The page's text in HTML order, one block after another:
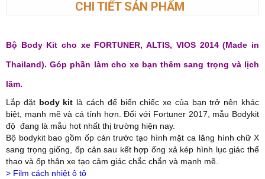
CHI TIẾT SẢN PHẨM
Bộ Body Kit cho xe FORTUNER, ALTIS, VIOS 2014 (Made in
Thailand). Góp phần làm cho xe bạn thêm sang trọng và lịch
lãm.
Lắp đặt body kit là cách để biến chiếc xe của bạn trở nên khác
biệt, mạnh mẽ và cá tính hơn. Đối với Fortuner 2017, mẫu Bodykit
độ đang là mẫu hot nhất thị trường hiện nay.​
Bộ bodykit bao gồm ốp cản trước tạo hình mặt ca lăng hình chữ X
sang trọng giống, ốp cản sau kết hợp ống xả kép hình lục giác thể
thao và ốp thân xe tạo cảm giác chắc chắn và mạnh mẽ.
> Film cách nhiệt ô tô